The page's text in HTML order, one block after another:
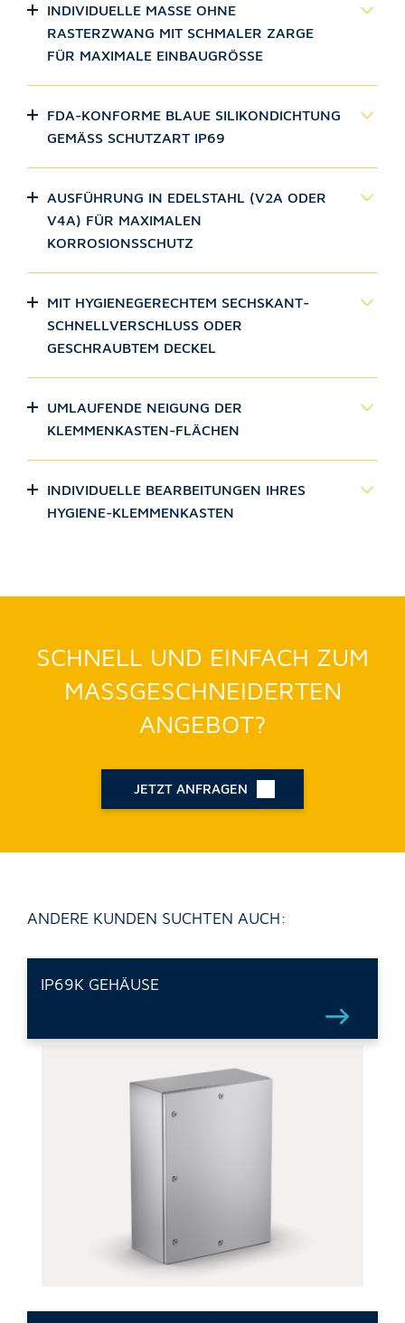
INDIVIDUELLE MASSE OHNE R
ASTERZWANG MIT SCHMALER ZARGE F
ÜR MAXIMALE EINBAUGRÖSSE
FDA-KONFORME BLAUE SILIKONDICHTUNG
GEMÄSS SCHUTZART IP69
AUSFÜHRUNG IN EDELSTAHL (V2A ODER
V4A) FÜR MAXIMALEN
KORROSIONSSCHUTZ
MIT HYGIENEGERECHTEM SECHSKANT-
SCHNELLVERSCHLUSS ODER
GESCHRAUBTEM DECKEL
UMLAUFENDE NEIGUNG DER
KLEMMENKASTEN-FLÄCHEN
INDIVIDUELLE BEARBEITUNGEN IHRES
HYGIENE-KLEMMENKASTEN
SCHNELL UND EINFACH ZUM
MASSGESCHNEIDERTEN A
NGEBOT?
JETZT ANFRAGEN
ANDERE KUNDEN SUCHTEN AUCH:
IP69K GEHÄUSE